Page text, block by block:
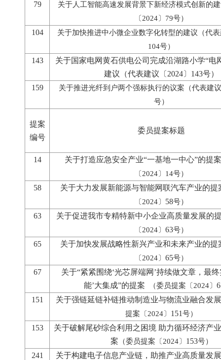
79
关于人工智能高速发展背景下新经济模式创新的
〔2024〕79号）
104
关于加快推进中小微企业数字化转型的建议（代
104号）
143 关于国家电网黄石供电公司完成沿湖路小学“电
建议（代表建议〔2024〕143号）
159
关于推进光纤到户两个强标执行的议案（代表建
号）
提案
编号
委员提案标题
14 关于打造应急安全产业“一基地一中心”的提案
〔2024〕14号）
58 关于大力发展新能源与智能网联汽车产业的提
〔2024〕 58号）
63 关于促进我市专精特新中小企业高质量发展的
〔2024〕 63号）
65 关于加快发展战略性新兴产业和未来产业的提
〔2024〕 65号）
67
关于“紧紧围绕‘光芯屏端网’持续做文章，最
能’大集成”的提案
（委员提案〔2024〕
151
关于强链延链补链推动制造业与物流业融合发
提案〔2024〕 151号）
153
关于破解尾砂综合利用之困境 助力循环经济产
案 （委员提案〔2024〕 153号）
241 关于构建电子信息产业链，助推产业高质量发